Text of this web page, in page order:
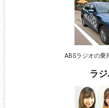
ABSラジオの乗
ラ